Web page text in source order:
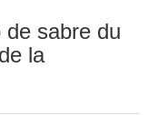
sabre du
la